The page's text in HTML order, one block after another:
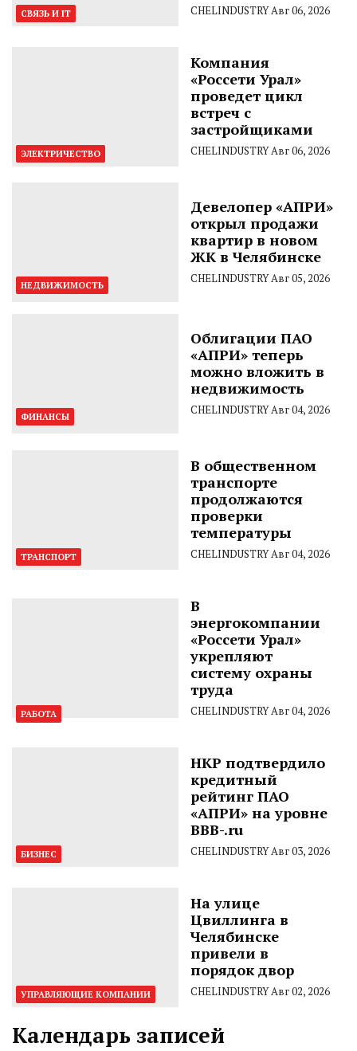
СВЯЗЬ И IT CHELINDUSTRYАвг 06, 2026
ЭЛЕКТРИЧЕСТВО
Компания
«Россети Урал»
проведет цикл
встреч с
застройщиками
CHELINDUSTRYАвг 06, 2026
НЕДВИЖИМОСТЬ
Девелопер «АПРИ»
открыл продажи
квартир в новом
ЖК в Челябинске
CHELINDUSTRYАвг 05, 2026
ФИНАНСЫ
Облигации ПАО
«АПРИ» теперь
можно вложить в
недвижимость
CHELINDUSTRYАвг 04, 2026
ТРАНСПОРТ
В общественном
транспорте
продолжаются
проверки
температуры
CHELINDUSTRYАвг 04, 2026
РАБОТА
В
энергокомпании
«Россети Урал»
укрепляют
систему охраны
труда
CHELINDUSTRYАвг 04, 2026
БИЗНЕС
НКР подтвердило
кредитный
рейтинг ПАО
«АПРИ» на уровне
BBB-.ru
CHELINDUSTRYАвг 03, 2026
УПРАВЛЯЮЩИЕ КОМПАНИИ
На улице
Цвиллинга в
Челябинске
привели в
порядок двор
CHELINDUSTRYАвг 02, 2026
Календарь записей